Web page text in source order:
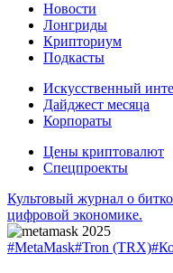
Новости
Лонгриды
Крипториум
Подкасты
Искусственный
Дайджест месяца
Корпораты
Цены криптовалют
Спецпроекты
Культовый журнал о
цифровой экономике.
#MetaMask#Tron (TRX)